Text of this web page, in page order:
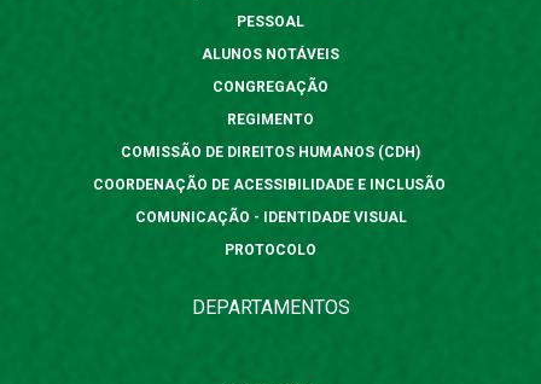
PESSOAL
ALUNOS NOTÁVEIS
CONGREGAÇÃO
REGIMENTO
COMISSÃO DE DIREITOS HUMANOS (CDH)
COORDENAÇÃO DE ACESSIBILIDADE E INCLUSÃO
COMUNICAÇÃO - IDENTIDADE VISUAL
PROTOCOLO
DEPARTAMENTOS